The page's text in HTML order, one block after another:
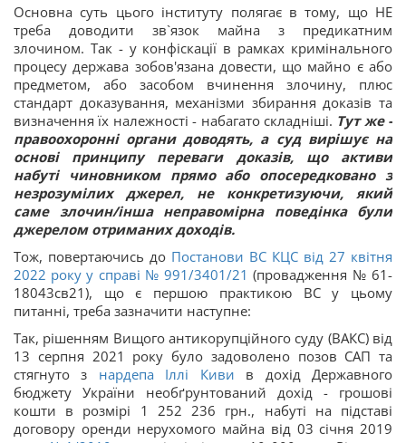
Основна суть цього інституту полягає в тому, що НЕ
треба доводити зв`язок майна з предикатним
злочином. Так - у конфіскації в рамках кримінального
процесу держава зобов'язана довести, що майно є або
предметом, або засобом вчинення злочину, плюс
стандарт доказування, механізми збирання доказів та
визначення їх належності - набагато складніші. Тут же -
правоохоронні органи доводять, а суд вирішує на
основі принципу переваги доказів, що активи
набуті чиновником прямо або опосередковано з
незрозумілих джерел, не конкретизуючи, який
саме злочин/інша неправомірна поведінка були
джерелом отриманих доходів.
Тож, повертаючись до Постанови ВС КЦС від 27 квітня
2022 року у справі № 991/3401/21 (провадження № 61-
18043св21), що є першою практикою ВС у цьому
питанні, треба зазначити наступне:
Так, рішенням Вищого антикорупційного суду (ВАКС) від
13 серпня 2021 року було задоволено позов САП та
стягнуто з нардепа Іллі Киви в дохід Державного
бюджету України необґрунтований дохід - грошові
кошти в розмірі 1 252 236 грн., набуті на підставі
договору оренди нерухомого майна від 03 січня 2019